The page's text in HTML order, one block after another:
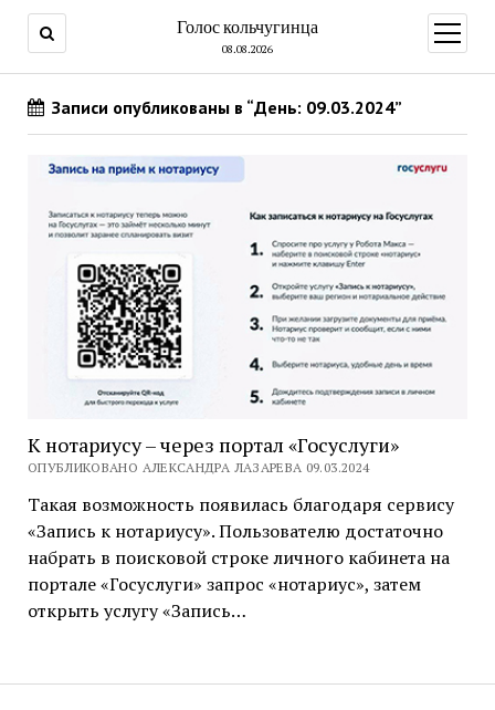
Голос кольчугинца
08.08.2026
меню
Записи опубликованы в “День: 09.03.2024”
К нотариусу – через портал «Госуслуги»
ОПУБЛИКОВАНО АЛЕКСАНДРА ЛАЗАРЕВА 09.03.2024
Такая возможность появилась благодаря сервису
«Запись к нотариусу». Пользователю достаточно
набрать в поисковой строке личного кабинета на
портале «Госуслуги» запрос «нотариус», затем
открыть услугу «Запись…